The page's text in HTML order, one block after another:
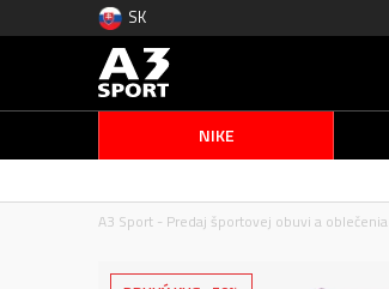
SK
NIKE
A3 Sport - Predaj športovej obuvi a oblečenia